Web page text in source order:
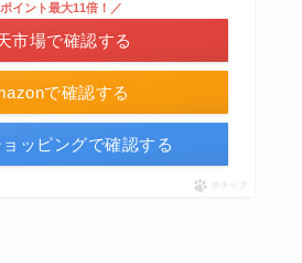
で確認する
イント最大11倍！／
市場で確認する
ッピングで確認する
ポチップ